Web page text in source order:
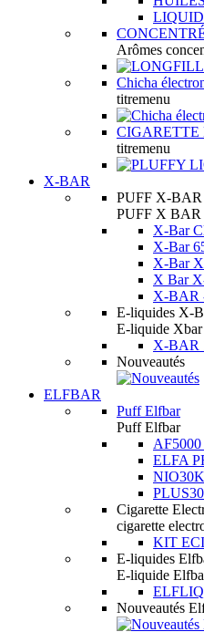
Arômes
Chicha
titremenu
CIGARETTE
titremenu
X-BAR
PUFF X-BAR
PUFF X BAR
X-Bar
X-Bar
X-Bar
X Bar
X-BAR
E-liquides X-
E-liquide Xbar
X-BAR
Nouveautés
ELFBAR
Puff Elfbar
Puff Elfbar
ELFA
Cigarette
cigarette
KIT
E-liquides
E-liquide
Nouveautés